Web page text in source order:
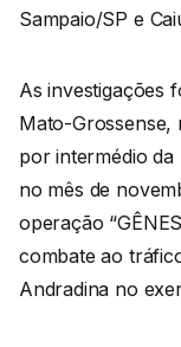
Sampaio/SP e
As investigações
Mato-Grossense,
por intermédio da
no mês de
operação
combate ao
Andradina no